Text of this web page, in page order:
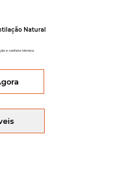
Natural
e conforto térmico.